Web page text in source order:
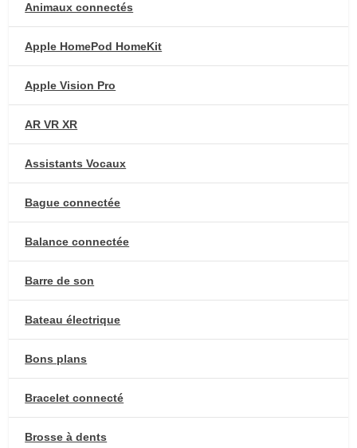
Animaux connectés
Apple HomePod HomeKit
Apple Vision Pro
AR VR XR
Assistants Vocaux
Bague connectée
Balance connectée
Barre de son
Bateau électrique
Bons plans
Bracelet connecté
Brosse à dents